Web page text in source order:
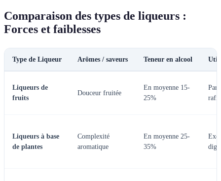
Comparaison des types de liqueurs :
Forces et faiblesses
Type de Liqueur Arômes / saveurs Teneur en alcool
Liqueurs de
fruits
Douceur fruitée
En moyenne 15-
25%
Liqueurs à base
de plantes
Complexité
aromatique
En moyenne 25-
35%